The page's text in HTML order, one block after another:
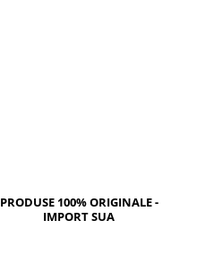
PRODUSE 100% ORIGINALE -
IMPORT SUA